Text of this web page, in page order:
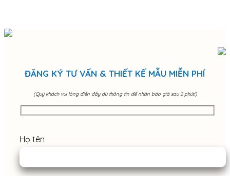
ĐĂNG KÝ TƯ VẤN & THIẾT KẾ MẪU MIỄN PHÍ
(Quý khách vui lòng điền đầy đủ thông tin để nhận báo giá sau 2 phút!)
Họ tên